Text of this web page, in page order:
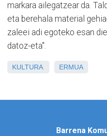
markara ailegatzear da.
eta berehala material
zaleei adi egoteko esan
datoz-eta".
KULTURA ERMUA
Barrena